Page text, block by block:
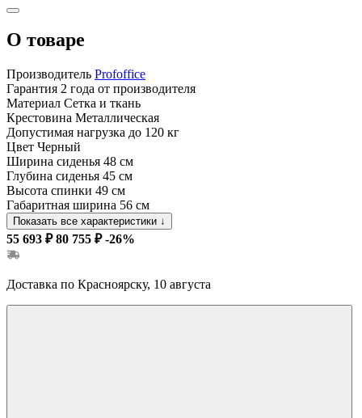
О товаре
Производитель Profoffice
Гарантия 2 года от производителя
Материал Сетка и ткань
Крестовина Металлическая
Допустимая нагрузка до 120 кг
Цвет Черный
Ширина сиденья 48 см
Глубина сиденья 45 см
Высота спинки 49 см
Габаритная ширина 56 см
Показать все характеристики ↓
55 693 ₽ 80 755 ₽ -26%
Доставка по Красноярску, 10 августа